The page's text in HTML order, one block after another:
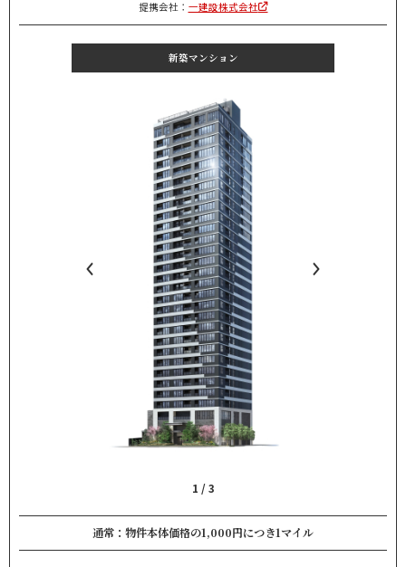
提携会社： 一建設株式会社
新築マンション
1 /3
通常：物件本体価格の1,000円につき1マイル